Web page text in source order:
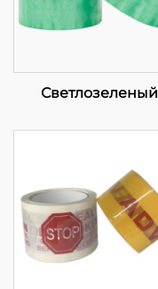
Светлозеленый